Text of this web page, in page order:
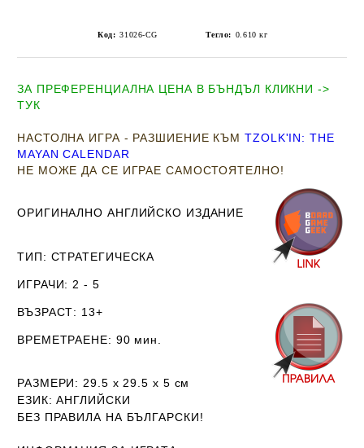
Код: 31026-CG Тегло: 0.610 кг
ЗА ПРЕФЕРЕНЦИАЛНА ЦЕНА В БЪНДЪЛ КЛИКНИ ->
ТУК
НАСТОЛНА ИГРА - РАЗШИЕНИЕ КЪМ TZOLK'IN: THE
MAYAN CALENDAR
НЕ МОЖЕ ДА СЕ ИГРАЕ САМОСТОЯТЕЛНО!
ОРИГИНАЛНО АНГЛИЙСКО ИЗДАНИЕ
ТИП: СТРАТЕГИЧЕСКА
ИГРАЧИ: 2 - 5
ВЪЗРАСТ: 13+
ВРЕМЕТРАЕНЕ: 90 мин.
РАЗМЕРИ: 29.5 х 29.5 х 5 см
ЕЗИК: АНГЛИЙСКИ
БЕЗ ПРАВИЛА НА БЪЛГАРСКИ!